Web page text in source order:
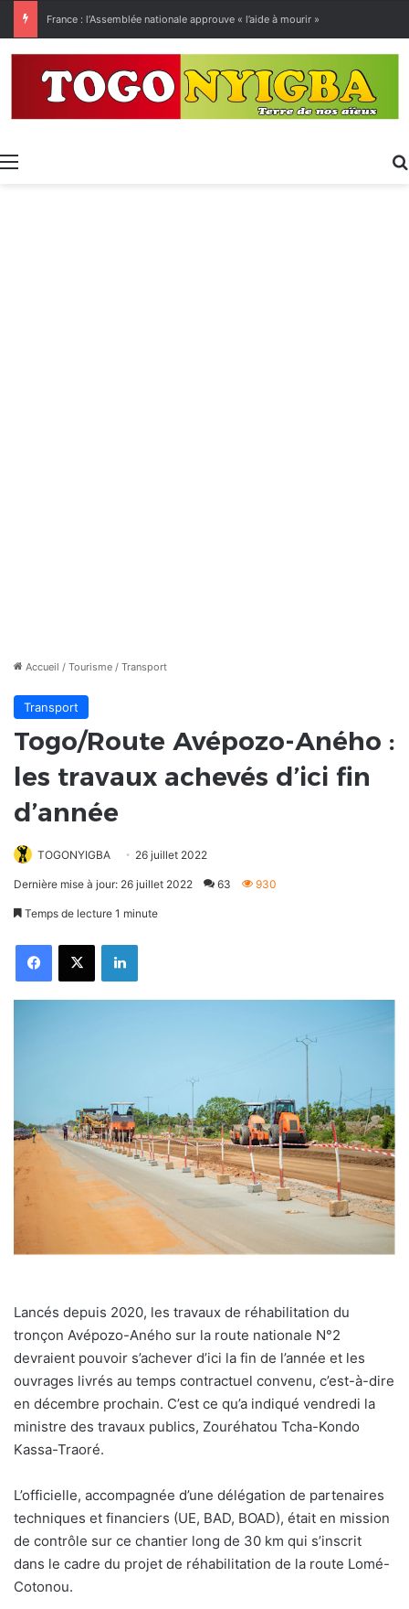
Menu
Accueil / Tourisme / Transport
Transport
Togo/Route Avépozo-Aného :
les travaux achevés d’ici fin
d’année
TOGONYIGBA 26 juillet 2022
Dernière mise à jour: 26 juillet 2022 63 930
Temps de lecture 1 minute
FacebookX Linkedin
Lancés depuis 2020, les travaux de réhabilitation du
tronçon Avépozo-Aného sur la route nationale N°2
devraient pouvoir s’achever d’ici la fin de l’année et les
ouvrages livrés au temps contractuel convenu, c’est-à-dire
en décembre prochain. C’est ce qu’a indiqué vendredi la
ministre des travaux publics, Zouréhatou Tcha-Kondo
Kassa-Traoré.
L’officielle, accompagnée d’une délégation de partenaires
techniques et financiers (UE, BAD, BOAD), était en mission
de contrôle sur ce chantier long de 30 km qui s’inscrit
dans le cadre du projet de réhabilitation de la route Lomé-
Cotonou.